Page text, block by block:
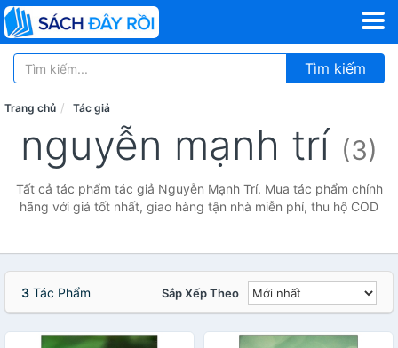
Tìm kiếm
Trang chủ Tác giả
nguyễn mạnh trí (3)
Tất cả tác phẩm tác giả Nguyễn Mạnh Trí. Mua tác phẩm chính
hãng với giá tốt nhất, giao hàng tận nhà miễn phí, thu hộ COD
3 Tác Phẩm Sắp Xếp Theo